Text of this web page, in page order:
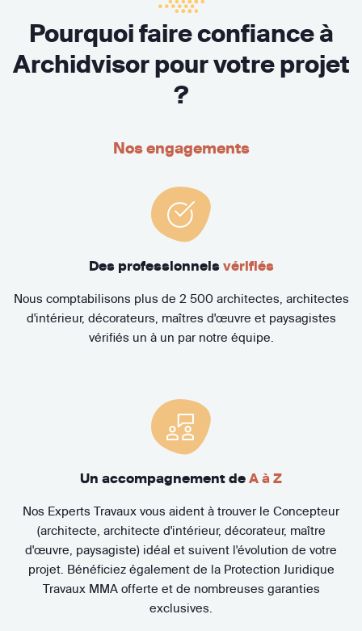
Pourquoi faire confiance à
Archidvisor pour votre projet
?
Nos engagements
Des professionnels vérifiés
Nous comptabilisons plus de 2 500 architectes, architectes
d'intérieur, décorateurs, maîtres d'œuvre et paysagistes
vérifiés un à un par notre équipe.
Un accompagnement de A à Z
Nos Experts Travaux vous aident à trouver le Concepteur
(architecte, architecte d'intérieur, décorateur, maître
d'œuvre, paysagiste) idéal et suivent l'évolution de votre
projet. Bénéficiez également de la Protection Juridique
Travaux MMA offerte et de nombreuses garanties
exclusives.